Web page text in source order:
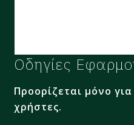
Οδηγίες
Προορίζεται μόνο
χρήστες.